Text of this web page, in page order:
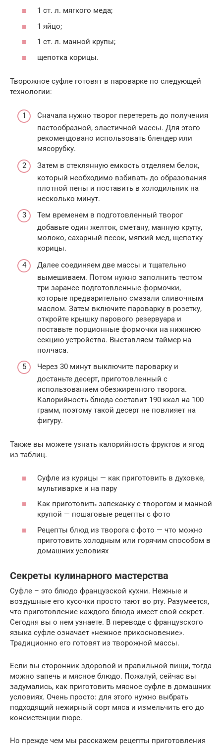
1 ст. л. мягкого меда;
1 яйцо;
1 ст. л. манной крупы;
щепотка корицы.
Творожное суфле готовят в пароварке по следующей
технологии:
Сначала нужно творог перетереть до получения
пастообразной, эластичной массы. Для этого
рекомендовано использовать блендер или
мясорубку.
Затем в стеклянную емкость отделяем белок,
который необходимо взбивать до образования
плотной пены и поставить в холодильник на
несколько минут.
Тем временем в подготовленный творог
добавьте один желток, сметану, манную крупу,
молоко, сахарный песок, мягкий мед, щепотку
корицы.
Далее соединяем две массы и тщательно
вымешиваем. Потом нужно заполнить тестом
три заранее подготовленные формочки,
которые предварительно смазали сливочным
маслом. Затем включите пароварку в розетку,
откройте крышку парового резервуара и
поставьте порционные формочки на нижнюю
секцию устройства. Выставляем таймер на
полчаса.
Через 30 минут выключите пароварку и
достаньте десерт, приготовленный с
использованием обезжиренного творога.
Калорийность блюда составит 190 ккал на 100
грамм, поэтому такой десерт не повлияет на
фигуру.
Также вы можете узнать калорийность фруктов и ягод
из таблиц.
Суфле из курицы — как приготовить в духовке,
мультиварке и на пару
Как приготовить запеканку с творогом и манной
крупой — пошаговые рецепты с фото
Рецепты блюд из творога с фото — что можно
приготовить холодным или горячим способом в
домашних условиях
Секреты кулинарного мастерства
Суфле – это блюдо французской кухни. Нежные и
воздушные его кусочки просто тают во рту. Разумеется,
что приготовление каждого блюда имеет свой секрет.
Сегодня вы о нем узнаете. В переводе с французского
языка суфле означает «нежное прикосновение».
Традиционно его готовят из творожной массы.
Если вы сторонник здоровой и правильной пищи, тогда
можно запечь и мясное блюдо. Пожалуй, сейчас вы
задумались, как приготовить мясное суфле в домашних
условиях. Очень просто: для этого нужно выбрать
подходящий нежирный сорт мяса и измельчить его до
консистенции пюре.
Но прежде чем мы расскажем рецепты приготовления